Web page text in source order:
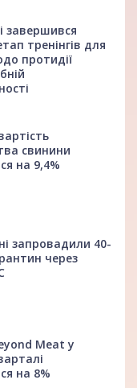
завершився
тренінгів для
протидії
свинини
на 9,4%
запровадили 40-
через
Meat у
на 8%